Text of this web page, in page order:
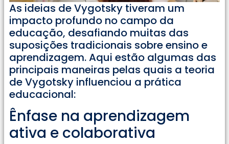
As ideias de Vygotsky tiveram um
impacto profundo no campo da
educação, desafiando muitas das
suposições tradicionais sobre ensino e
aprendizagem. Aqui estão algumas das
principais maneiras pelas quais a teoria
de Vygotsky influenciou a prática
educacional:
Ênfase na aprendizagem
ativa e colaborativa